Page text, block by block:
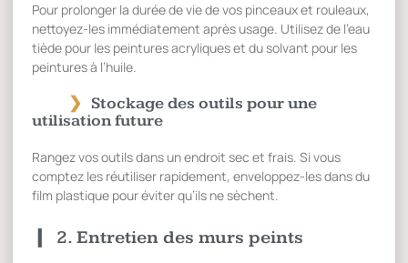
Pour prolonger la durée de vie de vos pinceaux et rouleaux,
nettoyez-les immédiatement après usage. Utilisez de l’eau
tiède pour les peintures acryliques et du solvant pour les
peintures à l’huile.
Stockage des outils pour une
utilisation future
Rangez vos outils dans un endroit sec et frais. Si vous
comptez les réutiliser rapidement, enveloppez-les dans du
film plastique pour éviter qu’ils ne sèchent.
2. Entretien des murs peints